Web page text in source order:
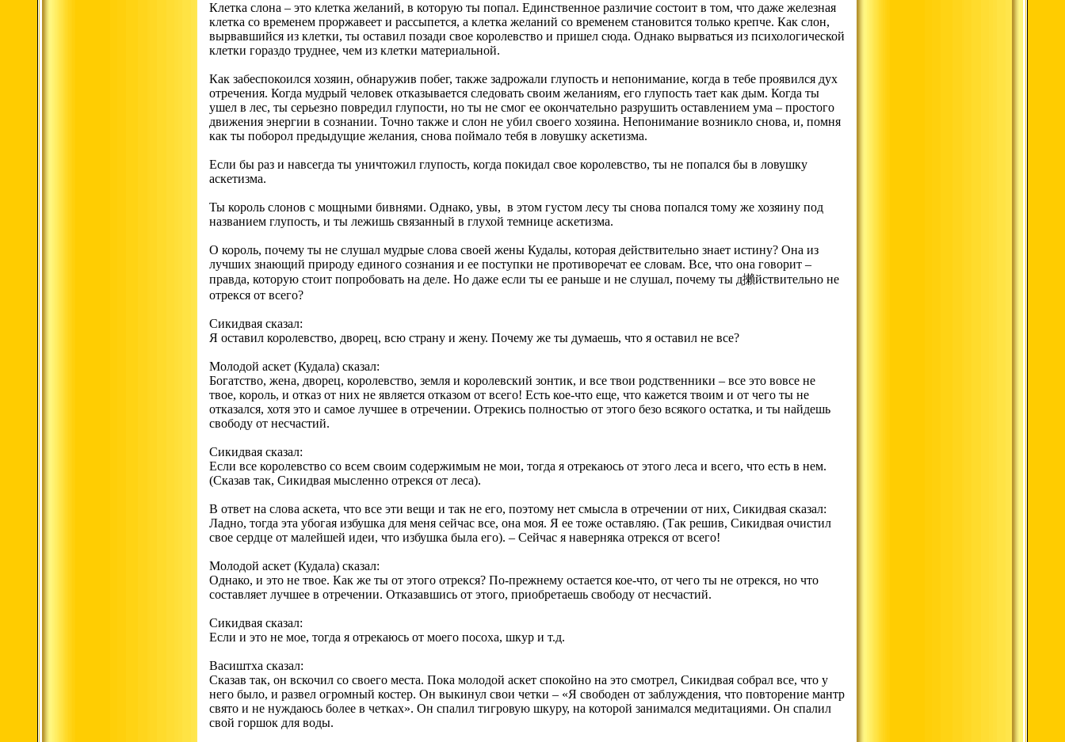
Клетка слона – это клетка желаний, в которую ты попал. Единственное различие состоит в том, что даже железная
клетка со временем проржавеет и рассыпется, а клетка желаний со временем становится только крепче. Как слон,
вырвавшийся из клетки, ты оставил позади свое королевство и пришел сюда. Однако вырваться из психологической
клетки гораздо труднее, чем из клетки материальной.
Как забеспокоился хозяин, обнаружив побег, также задрожали глупость и непонимание, когда в тебе проявился дух
отречения. Когда мудрый человек отказывается следовать своим желаниям, его глупость тает как дым. Когда ты
ушел в лес, ты серьезно повредил глупости, но ты не смог ее окончательно разрушить оставлением ума – простого
движения энергии в сознании. Точно также и слон не убил своего хозяина. Непонимание возникло снова, и, помня
как ты поборол предыдущие желания, снова поймало тебя в ловушку аскетизма.
Если бы раз и навсегда ты уничтожил глупость, когда покидал свое королевство, ты не попался бы в ловушку
аскетизма.
Ты король слонов с мощными бивнями. Однако, увы, в этом густом лесу ты снова попался тому же хозяину под
названием глупость, и ты лежишь связанный в глухой темнице аскетизма.
О король, почему ты не слушал мудрые слова своей жены Кудалы, которая действительно знает истину? Она из
лучших знающий природу единого сознания и ее поступки не противоречат ее словам. Все, что она говорит –
правда, которую стоит попробовать на деле. Но даже если ты ее раньше и не слушал, почему ты д攋йствительно не
отрекся от всего?
Сикидвая сказал:
Я оставил королевство, дворец, всю страну и жену. Почему же ты думаешь, что я оставил не все?
Молодой аскет (Кудала) сказал:
Богатство, жена, дворец, королевство, земля и королевский зонтик, и все твои родственники – все это вовсе не
твое, король, и отказ от них не является отказом от всего! Есть кое-что еще, что кажется твоим и от чего ты не
отказался, хотя это и самое лучшее в отречении. Отрекись полностью от этого безо всякого остатка, и ты найдешь
свободу от несчастий.
Сикидвая сказал:
Если все королевство со всем своим содержимым не мои, тогда я отрекаюсь от этого леса и всего, что есть в нем.
(Сказав так, Сикидвая мысленно отрекся от леса).
В ответ на слова аскета, что все эти вещи и так не его, поэтому нет смысла в отречении от них, Сикидвая сказал:
Ладно, тогда эта убогая избушка для меня сейчас все, она моя. Я ее тоже оставляю. (Так решив, Сикидвая очистил
свое сердце от малейшей идеи, что избушка была его). – Сейчас я наверняка отрекся от всего!
Молодой аскет (Кудала) сказал:
Однако, и это не твое. Как же ты от этого отрекся? По-прежнему остается кое-что, от чего ты не отрекся, но что
составляет лучшее в отречении. Отказавшись от этого, приобретаешь свободу от несчастий.
Сикидвая сказал:
Если и это не мое, тогда я отрекаюсь от моего посоха, шкур и т.д.
Васиштха сказал:
Сказав так, он вскочил со своего места. Пока молодой аскет спокойно на это смотрел, Сикидвая собрал все, что у
него было, и развел огромный костер. Он выкинул свои четки – «Я свободен от заблуждения, что повторение мантр
свято и не нуждаюсь более в четках». Он спалил тигровую шкуру, на которой занимался медитациями. Он спалил
свой горшок для воды.